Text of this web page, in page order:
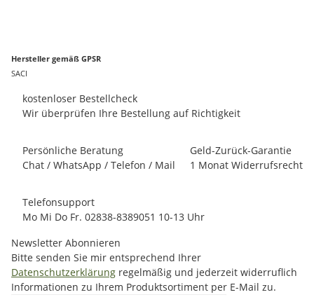
Hersteller gemäß GPSR
SACI
kostenloser Bestellcheck
Wir überprüfen Ihre Bestellung auf Richtigkeit
Persönliche Beratung
Chat / WhatsApp / Telefon / Mail
Geld-Zurück-Garantie
1 Monat Widerrufsrecht
Telefonsupport
Mo Mi Do Fr. 02838-8389051 10-13 Uhr
Newsletter Abonnieren
Bitte senden Sie mir entsprechend Ihrer
Datenschutzerklärung regelmäßig und jederzeit widerruflich
Informationen zu Ihrem Produktsortiment per E-Mail zu.